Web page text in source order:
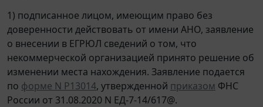
1) подписанное лицом, имеющим право без
доверенности действовать от имени АНО, заявление
о внесении в ЕГРЮЛ сведений о том, что
некоммерческой организацией принято решение об
изменении места нахождения. Заявление подается
по форме N Р13014, утвержденной приказом ФНС
России от 31.08.2020 N ЕД-7-14/617@.